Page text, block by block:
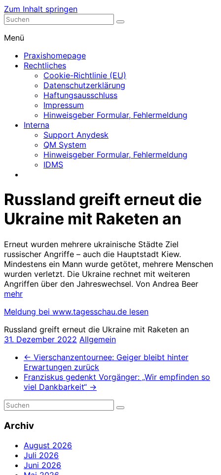
Zum Inhalt springen
Nephrologische Praxis mit Dialyse
Menü
Praxishomepage
Rechtliches
Cookie-Richtlinie (EU)
Datenschutzerklärung
Haftungsausschluss
Impressum
Hinweisgeber Formular, Fehlermeldung
Interna
Support Anydesk
QM System
Hinweisgeber Formular, Fehlermeldung
IDMS
Russland greift erneut die
Ukraine mit Raketen an
Erneut wurden mehrere ukrainische Städte Ziel
russischer Angriffe – auch die Hauptstadt Kiew.
Mindestens ein Mann wurde getötet, mehrere Menschen
wurden verletzt. Die Ukraine rechnet mit weiteren
Angriffen über den Jahreswechsel. Von Andrea Beer
mehr
Meldung bei www.tagesschau.de lesen
Russland greift erneut die Ukraine mit Raketen an
31. Dezember 2022 Allgemein
← Vierschanzentournee: Geiger bleibt hinter
Erwartungen zurück
Franziskus gedenkt Vorgänger: „Wir empfinden so
viel Dankbarkeit“ →
Archiv
August 2026
Juli 2026
Juni 2026